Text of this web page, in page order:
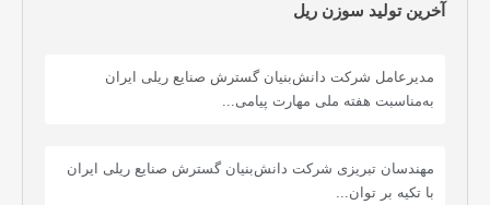
آخرین تولید سوزن ریل
مدیرعامل شرکت دانش‌بنیان گسترش صنایع ریلی ایران
به‌مناسبت هفته ملی مهارت پیامی...
مهندسان تبریزی شرکت دانش‌بنیان گسترش صنایع ریلی ایران
با تکیه بر توان...